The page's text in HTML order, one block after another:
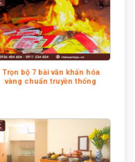
Trọn bộ 7 bài văn khấn hóa
vàng chuẩn truyền thống